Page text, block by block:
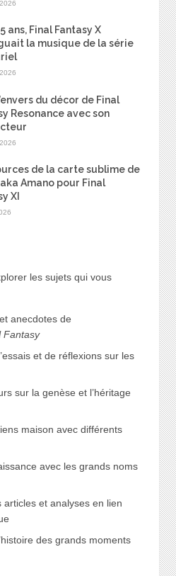
ans, Final Fantasy X
la musique de la série
du décor de Final
Resonance avec son
de la carte sublime de
Amano pour Final
XI
les sujets qui vous
anecdotes de
Fantasy
et de réflexions sur les
sur la genèse et l’héritage
maison avec différents
avec les grands noms
et analyses en lien
des grands moments